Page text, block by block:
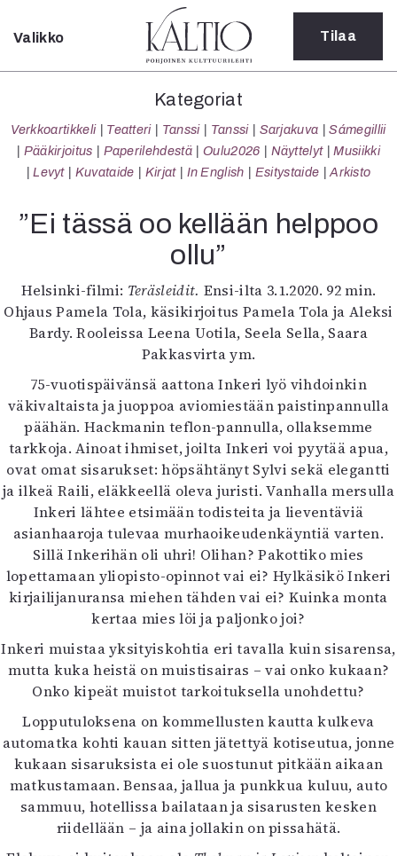
Sulje
Kategoriat
Verkkoartikkeli
Teatteri
Tanssi
Sarjakuva
Sámegillii
Pääkirjoitus
Oulu2026
Näyttelyt
Musiikki
Levyt
Kuvataide
Kirjat
In English
Esitystaide
Arkisto
Lehdet
4/2026
2–3/2026
1/2026
6/2025
5/2025 saame
5/2025
Lehtiarkisto
Info
Tilaus ja irtonumerot
Yhteistyössä
Toimitus
Mediatiedot
Kaltio ry
Valikko Tilaa
Kategoriat
Verkkoartikkeli Teatteri Tanssi Tanssi Sarjakuva
Sámegillii
Pääkirjoitus
Paperilehdestä Oulu2026 Näyttelyt
Musiikki
Levyt
Kuvataide Kirjat In English Esitystaide Arkisto
”Ei tässä oo kellään helppoo
ollu”
Helsinki-filmi: Teräsleidit. Ensi-ilta 3.1.2020. 92 min.
Ohjaus Pamela Tola, käsikirjoitus Pamela Tola ja Aleksi
Bardy. Rooleissa Leena Uotila, Seela Sella, Saara
Pakkasvirta ym.
75-vuotispäivänsä aattona Inkeri lyö vihdoinkin
väkivaltaista ja juoppoa aviomiestään paistinpannulla
päähän. Hackmanin teflon-pannulla, ollaksemme
tarkkoja. Ainoat ihmiset, joilta Inkeri voi pyytää apua,
ovat omat sisarukset: höpsähtänyt Sylvi sekä elegantti
ja ilkeä Raili, eläkkeellä oleva juristi. Vanhalla mersulla
Inkeri lähtee etsimään todisteita ja lieventäviä
asianhaaroja tulevaa murhaoikeudenkäyntiä varten.
Sillä Inkerihän oli uhri! Olihan? Pakottiko mies
lopettamaan yliopisto-opinnot vai ei? Hylkäsikö Inkeri
kirjailijanuransa miehen tähden vai ei? Kuinka monta
kertaa mies löi ja paljonko joi?
Inkeri muistaa yksityiskohtia eri tavalla kuin sisarensa,
mutta kuka heistä on muistisairas – vai onko kukaan?
Onko kipeät muistot tarkoituksella unohdettu?
Lopputuloksena on kommellusten kautta kulkeva
automatka kohti kauan sitten jätettyä kotiseutua, jonne
kukaan sisaruksista ei ole suostunut pitkään aikaan
matkustamaan. Bensaa, jallua ja punkkua kuluu, auto
sammuu, hotellissa bailataan ja sisarusten kesken
riidellään – ja aina jollakin on pissahätä.